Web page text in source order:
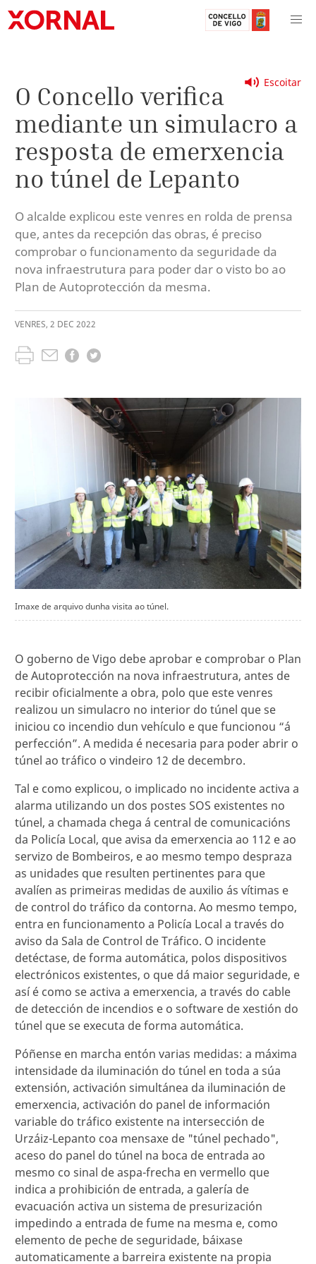
Escoitar
O Concello verifica
mediante un simulacro a
resposta de emerxencia
no túnel de Lepanto
O alcalde explicou este venres en rolda de prensa
que, antes da recepción das obras, é preciso
comprobar o funcionamento da seguridade da
nova infraestrutura para poder dar o visto bo ao
Plan de Autoprotección da mesma.
VENRES, 2 DEC 2022
Imaxe de arquivo dunha visita ao túnel.
O goberno de Vigo debe aprobar e comprobar o Plan
de Autoprotección na nova infraestrutura, antes de
recibir oficialmente a obra, polo que este venres
realizou un simulacro no interior do túnel que se
iniciou co incendio dun vehículo e que funcionou “á
perfección”. A medida é necesaria para poder abrir o
túnel ao tráfico o vindeiro 12 de decembro.
Tal e como explicou, o implicado no incidente activa a
alarma utilizando un dos postes SOS existentes no
túnel, a chamada chega á central de comunicacións
da Policía Local, que avisa da emerxencia ao 112 e ao
servizo de Bombeiros, e ao mesmo tempo despraza
as unidades que resulten pertinentes para que
avalíen as primeiras medidas de auxilio ás vítimas e
de control do tráfico da contorna. Ao mesmo tempo,
entra en funcionamento a Policía Local a través do
aviso da Sala de Control de Tráfico. O incidente
detéctase, de forma automática, polos dispositivos
electrónicos existentes, o que dá maior seguridade, e
así é como se activa a emerxencia, a través do cable
de detección de incendios e o software de xestión do
túnel que se executa de forma automática.
Póñense en marcha entón varias medidas: a máxima
intensidade da iluminación do túnel en toda a súa
extensión, activación simultánea da iluminación de
emerxencia, activación do panel de información
variable do tráfico existente na intersección de
Urzáiz-Lepanto coa mensaxe de "túnel pechado",
aceso do panel do túnel na boca de entrada ao
mesmo co sinal de aspa-frecha en vermello que
indica a prohibición de entrada, a galería de
evacuación activa un sistema de presurización
impedindo a entrada de fume na mesma e, como
elemento de peche de seguridade, báixase
automaticamente a barreira existente na propia